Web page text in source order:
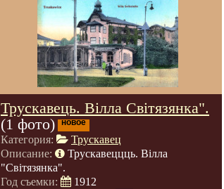
Трускавець. Вілла Світязянка".
(1 фото)
новое
Категория:
Трускавец
Описание:
Трускавеццць. Вілла
"Світязянка".
Год съемки:
1912